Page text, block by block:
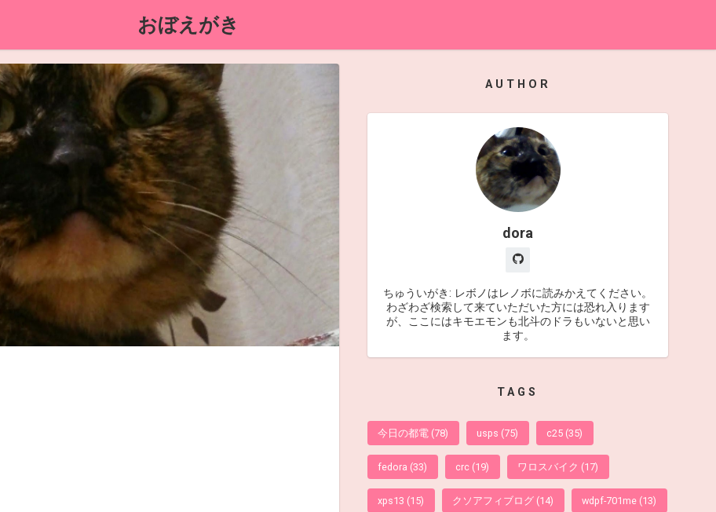
おぼえがき
AUTHOR
dora
ちゅういがき: レボノはレノボに読みかえてください。
わざわざ検索して来ていただいた方には恐れ入ります
が、ここにはキモエモンも北斗のドラもいないと思い
ます。
TAGS
今日の都電 (78) usps (75) c25 (35)
fedora (33) crc (19) ワロスバイク (17)
xps13 (15) クソアフィブログ (14) wdpf-701me (13)